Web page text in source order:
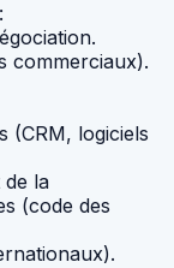
:
commerciaux).
(CRM, logiciels
de la
(code des